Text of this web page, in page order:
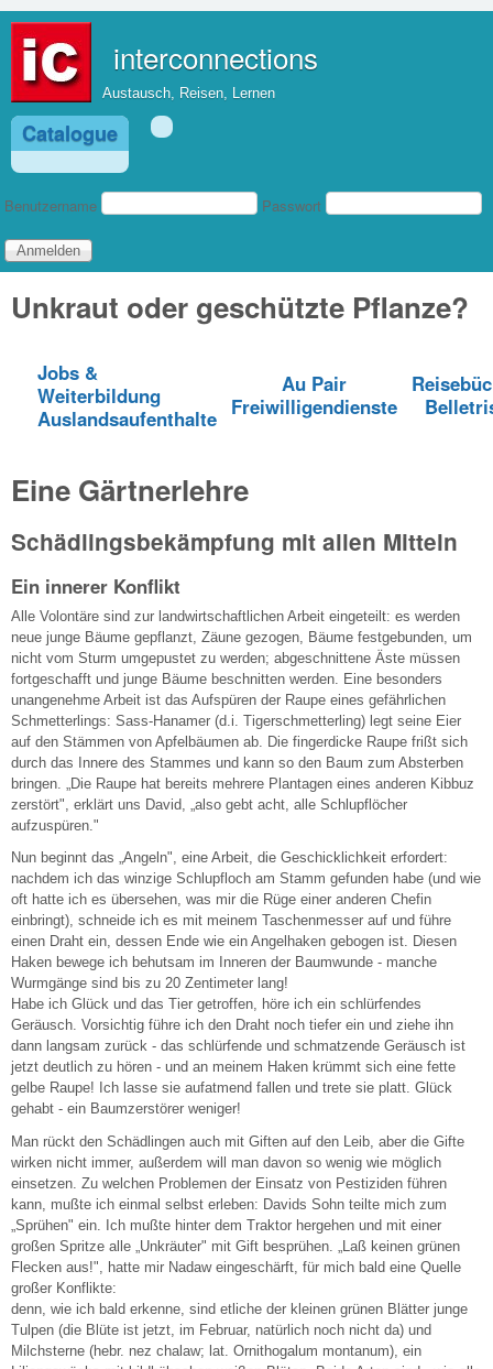
interconnections
Austausch, Reisen, Lernen
Catalogue
Benutzeranmeldung
Benutzername Passwort
Unkraut oder geschützte Pflanze?
Jobs &
Weiterbildung
Auslandsaufenthalte
Au Pair
Freiwilligendienste
Eine Gärtnerlehre
Schädlingsbekämpfung mit allen Mitteln
Ein innerer Konflikt
Alle Volontäre sind zur landwirtschaftlichen Arbeit eingeteilt: es werden
neue junge Bäume gepflanzt, Zäune gezogen, Bäume festgebunden, um
nicht vom Sturm umgepustet zu werden; abgeschnittene Äste müssen
fortgeschafft und junge Bäume beschnitten werden. Eine besonders
unangenehme Arbeit ist das Aufspüren der Raupe eines gefährlichen
Schmetterlings: Sass-Hanamer (d.i. Tigerschmetterling) legt seine Eier
auf den Stämmen von Apfelbäumen ab. Die fingerdicke Raupe frißt sich
durch das Innere des Stammes und kann so den Baum zum Absterben
bringen. „Die Raupe hat bereits mehrere Plantagen eines anderen Kibbuz
zerstört", erklärt uns David, „also gebt acht, alle Schlupflöcher
aufzuspüren."
Nun beginnt das „Angeln", eine Arbeit, die Geschicklichkeit erfordert:
nachdem ich das winzige Schlupfloch am Stamm gefunden habe (und wie
oft hatte ich es übersehen, was mir die Rüge einer anderen Chefin
einbringt), schneide ich es mit meinem Taschenmesser auf und führe
einen Draht ein, dessen Ende wie ein Angelhaken gebogen ist. Diesen
Haken bewege ich behutsam im Inneren der Baumwunde - manche
Wurmgänge sind bis zu 20 Zentimeter lang!
Habe ich Glück und das Tier getroffen, höre ich ein schlürfendes
Geräusch. Vorsichtig führe ich den Draht noch tiefer ein und ziehe ihn
dann langsam zurück - das schlürfende und schmatzende Geräusch ist
jetzt deutlich zu hören - und an meinem Haken krümmt sich eine fette
gelbe Raupe! Ich lasse sie aufatmend fallen und trete sie platt. Glück
gehabt - ein Baumzerstörer weniger!
Man rückt den Schädlingen auch mit Giften auf den Leib, aber die Gifte
wirken nicht immer, außerdem will man davon so wenig wie möglich
einsetzen. Zu welchen Problemen der Einsatz von Pestiziden führen
kann, mußte ich einmal selbst erleben: Davids Sohn teilte mich zum
„Sprühen" ein. Ich mußte hinter dem Traktor hergehen und mit einer
großen Spritze alle „Unkräuter" mit Gift besprühen. „Laß keinen grünen
Flecken aus!", hatte mir Nadaw eingeschärft, für mich bald eine Quelle
großer Konflikte:
denn, wie ich bald erkenne, sind etliche der kleinen grünen Blätter junge
Tulpen (die Blüte ist jetzt, im Februar, natürlich noch nicht da) und
Milchsterne (hebr. nez chalaw; lat. Ornithogalum montanum), ein